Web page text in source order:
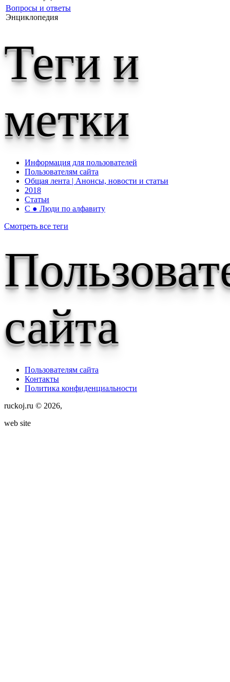
Вопросы и ответы
Энциклопедия
Теги и
метки
Информация для пользователей
Пользователям сайта
Общая лента | Анонсы, новости и статьи
2018
Статьи
С ● Люди по алфавиту
Смотреть все теги
сайта
Пользователям сайта
Контакты
Политика конфиденциальности
ruckoj.ru © 2026,
web site